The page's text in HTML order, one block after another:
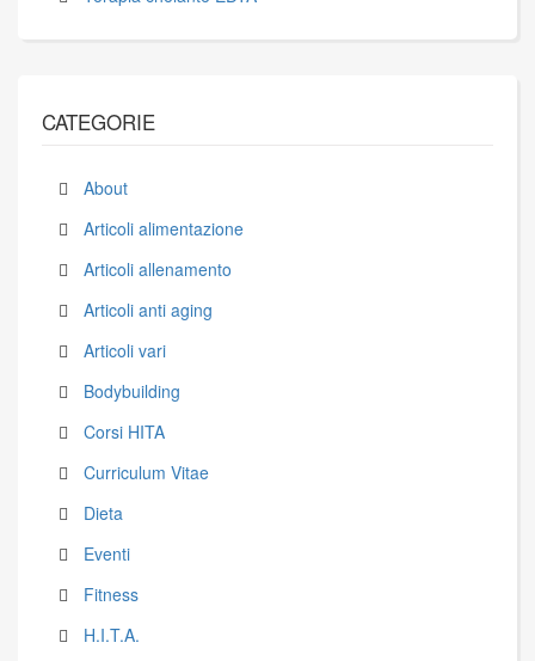
CATEGORIE
About
Articoli alimentazione
Articoli allenamento
Articoli anti aging
Articoli vari
Bodybuilding
Corsi HITA
Curriculum Vitae
Dieta
Eventi
Fitness
H.I.T.A.